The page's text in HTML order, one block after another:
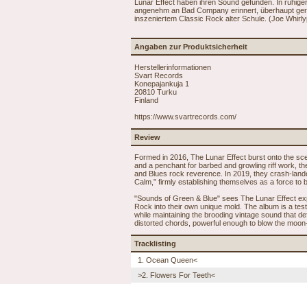
Lunar Effect haben ihren Sound gefunden. In
angenehm an Bad Company erinnert, überhaupt
inszeniertem Classic Rock alter Schule. (Joe
Angaben zur Produktsicherheit
Herstellerinformationen
Svart Records
Konepajankuja 1
20810 Turku
Finland
https://www.svartrecords.com/
Review
Formed in 2016, The Lunar Effect burst onto the
and a penchant for barbed and growling riff work,
and Blues rock reverence. In 2019, they crash-
Calm,” firmly establishing themselves as a force to
"Sounds of Green & Blue" sees The Lunar Effect
Rock into their own unique mold. The album is a
while maintaining the brooding vintage sound that
distorted chords, powerful enough to blow the
Tracklisting
1. Ocean Queen<
>2. Flowers For Teeth<